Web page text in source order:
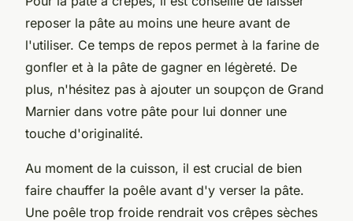
reposer la pâte au moins une heure avant de
l'utiliser. Ce temps de repos permet à la farine de
gonfler et à la pâte de gagner en légèreté. De
plus, n'hésitez pas à ajouter un soupçon de Grand
Marnier dans votre pâte pour lui donner une
touche d'originalité.
Au moment de la cuisson, il est crucial de bien
faire chauffer la poêle avant d'y verser la pâte.
Une poêle trop froide rendrait vos crêpes sèches